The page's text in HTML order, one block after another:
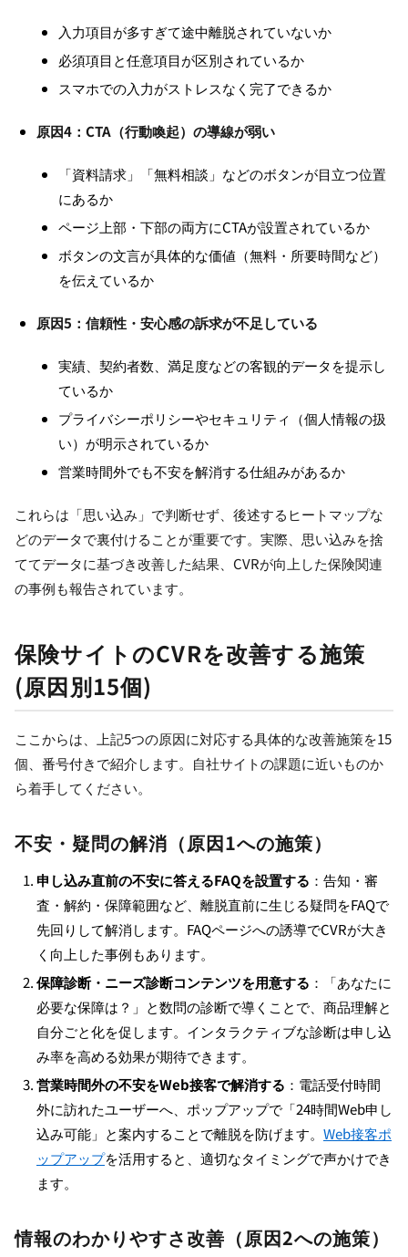
入力項目が多すぎて途中離脱されていないか
必須項目と任意項目が区別されているか
スマホでの入力がストレスなく完了できるか
原因4：CTA（行動喚起）の導線が弱い
「資料請求」「無料相談」などのボタンが目立つ位置
にあるか
ページ上部・下部の両方にCTAが設置されているか
ボタンの文言が具体的な価値（無料・所要時間など）
を伝えているか
原因5：信頼性・安心感の訴求が不足している
実績、契約者数、満足度などの客観的データを提示し
ているか
プライバシーポリシーやセキュリティ（個人情報の扱
い）が明示されているか
営業時間外でも不安を解消する仕組みがあるか
これらは「思い込み」で判断せず、後述するヒートマップな
どのデータで裏付けることが重要です。実際、思い込みを捨
ててデータに基づき改善した結果、CVRが向上した保険関連
の事例も報告されています。
保険サイトのCVRを改善する施策
(原因別15個)
ここからは、上記5つの原因に対応する具体的な改善施策を15
個、番号付きで紹介します。自社サイトの課題に近いものか
ら着手してください。
不安・疑問の解消（原因1への施策）
申し込み直前の不安に答えるFAQを設置する ：告知・審
査・解約・保障範囲など、離脱直前に生じる疑問をFAQで
先回りして解消します。FAQページへの誘導でCVRが大き
く向上した事例もあります。
保障診断・ニーズ診断コンテンツを用意する ：「あなたに
必要な保障は？」と数問の診断で導くことで、商品理解と
自分ごと化を促します。インタラクティブな診断は申し込
み率を高める効果が期待できます。
営業時間外の不安をWeb接客で解消する ：電話受付時間
外に訪れたユーザーへ、ポップアップで「24時間Web申し
込み可能」と案内することで離脱を防げます。 Web接客ポ
ップアップを活用すると、適切なタイミングで声かけでき
ます。
情報のわかりやすさ改善（原因2への施策）